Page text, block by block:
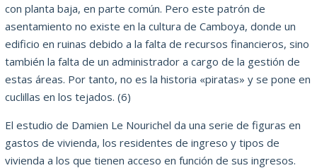
con planta baja, en parte común. Pero este patrón de
asentamiento no existe en la cultura de Camboya, donde un
edificio en ruinas debido a la falta de recursos financieros, sino
también la falta de un administrador a cargo de la gestión de
estas áreas. Por tanto, no es la historia «piratas» y se pone en
cuclillas en los tejados. (6)
El estudio de Damien Le Nourichel da una serie de figuras en
gastos de vivienda, los residentes de ingreso y tipos de
vivienda a los que tienen acceso en función de sus ingresos.